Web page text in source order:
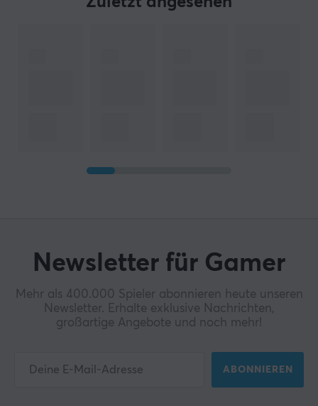
Newsletter für Gamer
Mehr als 400.000 Spieler abonnieren heute unseren
Newsletter. Erhalte exklusive Nachrichten,
großartige Angebote und noch mehr!
ABONNIEREN